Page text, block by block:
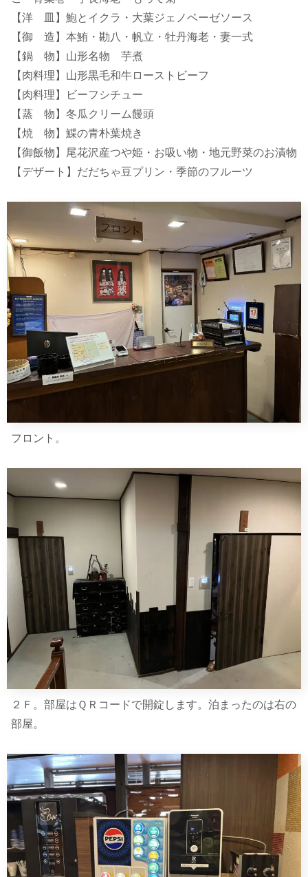
【洋 皿】鮑とイクラ・大葉ジェノベーゼソース
【御 造】本鮪・勘八・帆立・牡丹海老・妻一式
【鍋 物】山形名物 芋煮
【肉料理】山形黒毛和牛ローストビーフ
【肉料理】ビーフシチュー
【蒸 物】冬瓜クリーム饅頭
【焼 物】鰈の青朴葉焼き
【御飯物】尾花沢産つや姫・お吸い物・地元野菜のお漬物
【デザート】だだちゃ豆プリン・季節のフルーツ
フロント。
２Ｆ。部屋はＱＲコードで開錠します。泊まったのは右の
部屋。